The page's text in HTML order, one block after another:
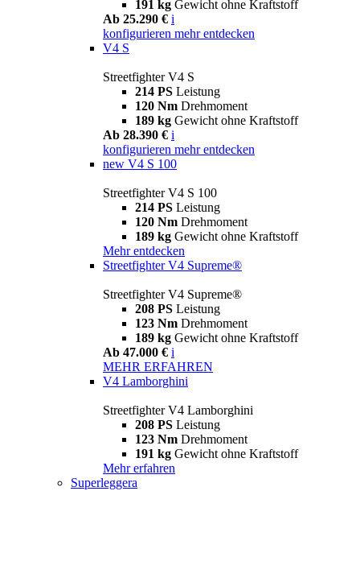
191 kg Gewicht ohne Kraftstoff
Ab 25.290 € i
konfigurieren mehr entdecken
V4 S
Streetfighter V4 S
214 PS Leistung
120 Nm Drehmoment
189 kg Gewicht ohne Kraftstoff
Ab 28.390 € i
konfigurieren mehr entdecken
new V4 S 100
Streetfighter V4 S 100
214 PS Leistung
120 Nm Drehmoment
189 kg Gewicht ohne Kraftstoff
Mehr entdecken
Streetfighter V4 Supreme®
Streetfighter V4 Supreme®
208 PS Leistung
123 Nm Drehmoment
189 kg Gewicht ohne Kraftstoff
Ab 47.000 € i
MEHR ERFAHREN
V4 Lamborghini
Streetfighter V4 Lamborghini
208 PS Leistung
123 Nm Drehmoment
191 kg Gewicht ohne Kraftstoff
Mehr erfahren
Superleggera